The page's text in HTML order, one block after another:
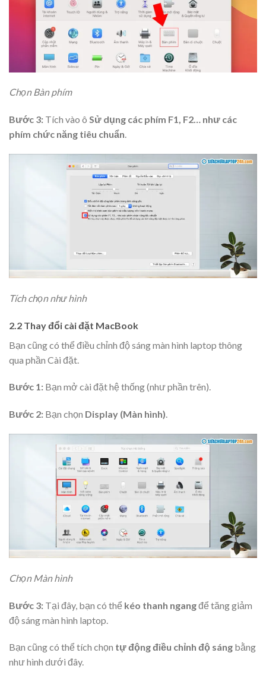
Chọn Bàn phím
Bước 3: Tích vào ô Sử dụng các phím F1, F2… như các
phím chức năng tiêu chuẩn.
Tích chọn như hình
2.2 Thay đổi cài đặt MacBook
Bạn cũng có thể điều chỉnh độ sáng màn hình laptop thông
qua phần Cài đặt.
Bước 1: Bạn mở cài đặt hệ thống (như phần trên).
Bước 2: Bạn chọn Display (Màn hình).
Chọn Màn hình
Bước 3: Tại đây, bạn có thể kéo thanh ngangđể tăng giảm
độ sáng màn hình laptop.
Bạn cũng có thể tích chọn tự động điều chỉnh độ sáng bằng
như hình dưới đây.